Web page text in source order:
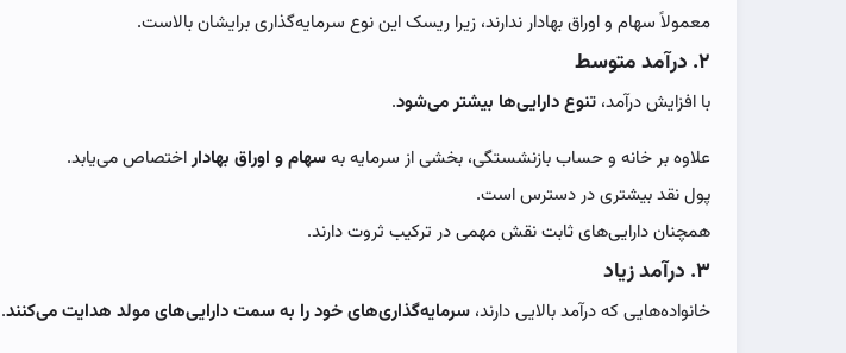
معمولاً سهام و اوراق بهادار ندارند، زیرا ریسک این نوع سرمایه‌گذاری برایشان بالاست.
۲. درآمد متوسط
با افزایش درآمد، تنوع دارایی‌ها بیشتر می‌شود.
علاوه بر خانه و حساب بازنشستگی، بخشی از سرمایه بهسهام و اوراق بهاداراختصاص می‌یابد.
پول نقد بیشتری در دسترس است.
همچنان دارایی‌های ثابت نقش مهمی در ترکیب ثروت دارند.
۳. درآمد زیاد
خانواده‌هایی که درآمد بالایی دارند، سرمایه‌گذاری‌های خود را به سمت دارایی‌های مولد هدایت می‌کنند.